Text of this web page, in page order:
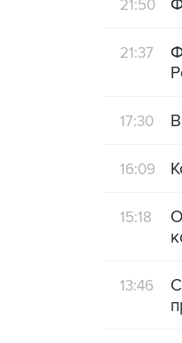
21:50
21:37
17:30
16:09
15:18
13:46